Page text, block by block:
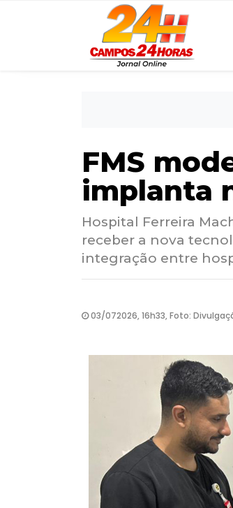
FMS
implanta
Hospital Ferreira
receber a nova
integração entre
03/072026, 16h33, Foto: